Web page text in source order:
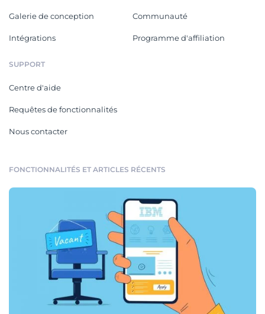
Galerie de conception
Intégrations
Communauté
Programme d'affiliation
SUPPORT
Centre d'aide
Requêtes de fonctionnalités
Nous contacter
FONCTIONNALITÉS ET ARTICLES RÉCENTS